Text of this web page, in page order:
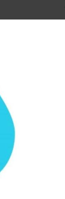
filtro de agua